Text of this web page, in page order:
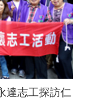
達志工探訪仁